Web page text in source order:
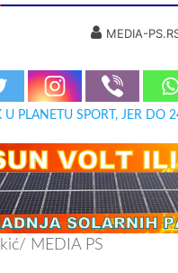
MEDIA-
U PLANETU SPORT, JER
MEDIA PS